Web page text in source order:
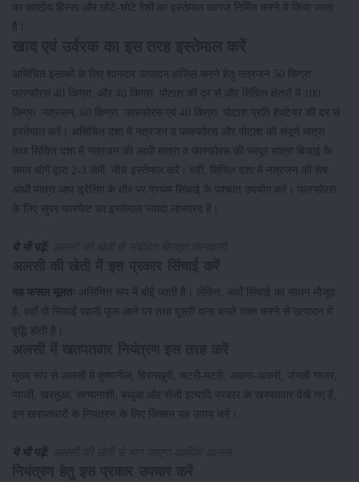
का काष्ठीय हिस्सा और छोटे-छोटे रेशों का इस्तेमाल कागज निर्मित करने में किया जाता
है।
असिंचित इलाकों के लिए शानदार उत्पादन हांसिल करने हेतु नत्रजन 50 किग्रा.
फास्फोरस 40 किग्रा. और 40 किग्रा. पोटाश की दर से और सिंचित क्षेत्रों में 100
किग्रा. नत्रजन, 60 किग्रा. फास्फोरस एवं 40 किग्रा. पोटाश प्रति हेक्टेयर की दर से
इस्तेमाल करें। असिंचित दशा में नत्रजन व फास्फोरस और पोटाश की संपूर्ण मात्रा
तथा सिंचित दशा में नत्रजन की आधी मात्रा व फास्फोरस की भरपूर मात्रा बिजाई के
समय चोगें द्वारा 2-3 सेमी. नीचे इस्तेमाल करें। वहीं, सिंचित दशा में नत्रजन की शेष
आधी मात्रा आप ड्रेसिंग के तौर पर प्रथम सिंचाई के पश्चात उपयोग करें। फास्फोरस
के लिए सुपर फास्फेट का इस्तेमाल ज्यादा लाभप्रद है।
ये भी पढ़ें: अलसी की खेती से संबंधित विस्तृत जानकारी
यह फसल मूलतः असिंचित रूप में बोई जाती है। लेकिन, जहाँ सिंचाई का साधन मौजूद
है, वहाँ दो सिंचाई पहली फूल आने पर तथा दूसरी दाना बनते वक्त करने से उत्पादन में
वृद्धि होती है।
मुख्य रूप से अलसी में कुष्णनील, हिरनखुरी, चटरी-मटरी, अकरा-अकरी, जंगली गाजर,
प्याजी, खरतुआ, सत्यानाशी, बथुआ और सेंजी इत्यादि प्रकार के खरपतवार देखे गए हैं,
इन खरपतवारों के नियंत्रण के लिए किसान यह उपाय करें।
ये भी पढ़ें: अलसी की खेती से भाग जाएगा आर्थिक आलस